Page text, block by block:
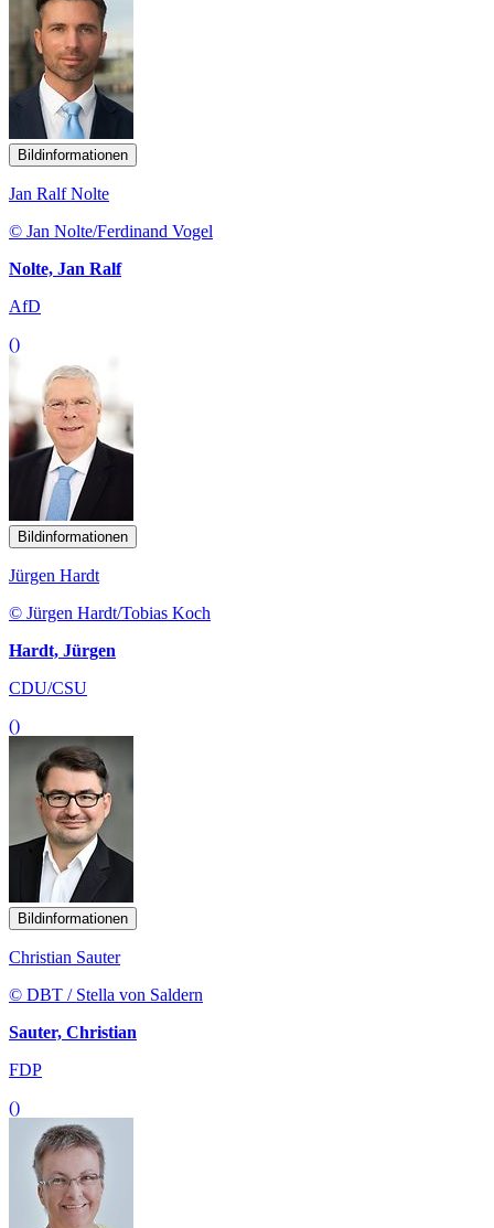
Bildinformationen
Jan Ralf Nolte
© Jan Nolte/Ferdinand Vogel
Nolte, Jan Ralf
AfD
()
Bildinformationen
Jürgen Hardt
© Jürgen Hardt/Tobias Koch
Hardt, Jürgen
CDU/CSU
()
Bildinformationen
Christian Sauter
© DBT / Stella von Saldern
Sauter, Christian
FDP
()